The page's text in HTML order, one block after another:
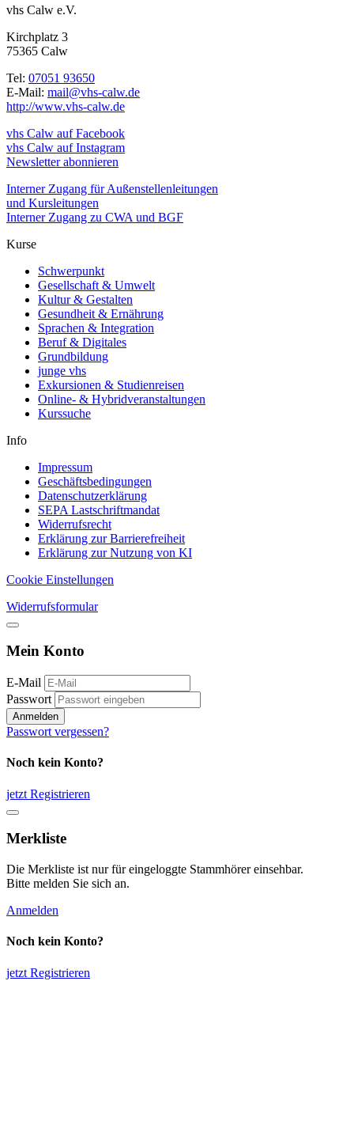
vhs Calw e.V.
Kirchplatz 3
75365 Calw
Tel: 07051 93650
E-Mail: mail@vhs-calw.de
http://www.vhs-calw.de
vhs Calw auf Facebook
vhs Calw auf Instagram
Newsletter abonnieren
Interner Zugang für Außenstellenleitungen
und Kursleitungen
Interner Zugang zu CWA und BGF
Kurse
Schwerpunkt
Gesellschaft & Umwelt
Kultur & Gestalten
Gesundheit & Ernährung
Sprachen & Integration
Beruf & Digitales
Grundbildung
junge vhs
Exkursionen & Studienreisen
Online- & Hybridveranstaltungen
Kurssuche
Info
Impressum
Geschäftsbedingungen
Datenschutzerklärung
SEPA Lastschriftmandat
Widerrufsrecht
Erklärung zur Barrierefreiheit
Erklärung zur Nutzung von KI
Cookie Einstellungen
Widerrufsformular
Mein Konto
E-Mail
Passwort
Anmelden
Passwort vergessen?
Noch kein Konto?
jetzt Registrieren
Merkliste
Die Merkliste ist nur für eingeloggte Stammhörer einsehbar.
Bitte melden Sie sich an.
Anmelden
Noch kein Konto?
jetzt Registrieren